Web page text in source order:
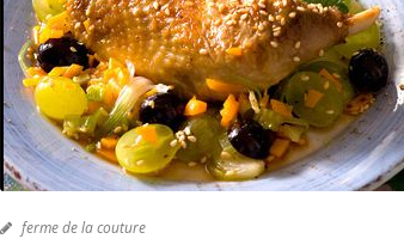
ferme de la couture